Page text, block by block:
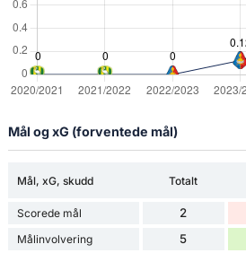
Mål og xG (forventede mål)
Mål, xG, skudd Totalt
Scorede mål 2
Målinvolvering 5